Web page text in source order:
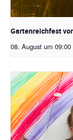
Gartenreichfest
08. August um 09:00